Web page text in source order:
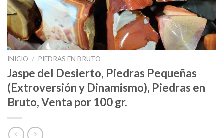
INICIO / PIEDRAS EN BRUTO
Jaspe del Desierto, Piedras Pequeñas
(Extroversión y Dinamismo), Piedras en
Bruto, Venta por 100 gr.